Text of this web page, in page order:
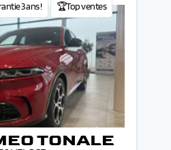
3 ans ! 🏆Top ventes
TONALE